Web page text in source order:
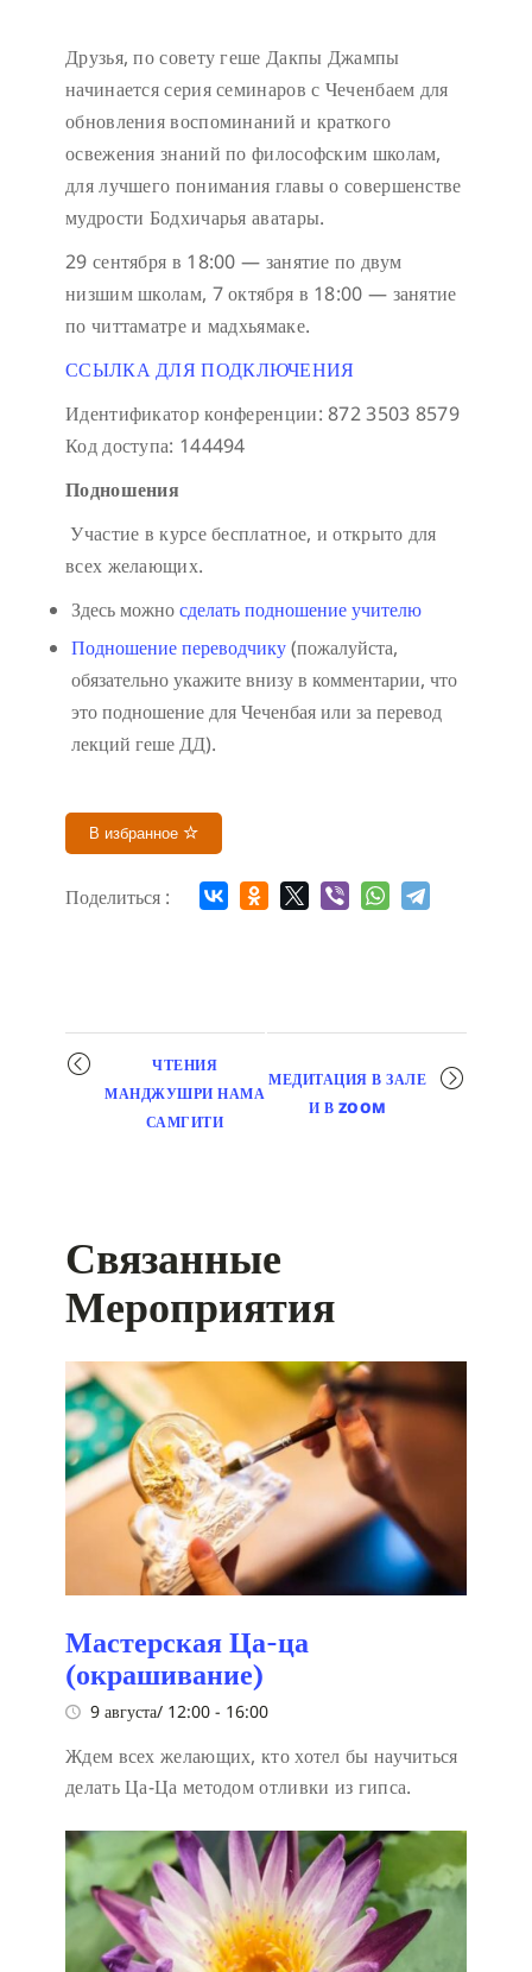
Друзья, по совету геше Дакпы Джампы
начинается серия семинаров с Чеченбаем для
обновления воспоминаний и краткого
освежения знаний по философским школам,
для лучшего понимания главы о совершенстве
мудрости Бодхичарья аватары.
29 сентября в 18:00 — занятие по двум
низшим школам, 7 октября в 18:00 — занятие
по читтаматре и мадхьямаке.
ССЫЛКА ДЛЯ ПОДКЛЮЧЕНИЯ
Идентификатор конференции: 872 3503 8579
Код доступа: 144494
Подношения
Участие в курсе бесплатное, и открыто для
всех желающих.
Здесь можносделать подношение учителю
Подношение переводчику(пожалуйста,
обязательно укажите внизу в комментарии, что
это подношение для Чеченбая или за перевод
лекций геше ДД).
В избранное
Поделиться :
Мероприятие
навигация
ЧТЕНИЯ
МАНДЖУШРИ НАМА
САМГИТИ
МЕДИТАЦИЯ В ЗАЛЕ
И В ZOOM
Связанные
Мероприятия
Мастерская Ца-ца
(окрашивание)
9 августа/ 12:00 - 16:00
Ждем всех желающих, кто хотел бы научиться
делать Ца-Ца методом отливки из гипса.